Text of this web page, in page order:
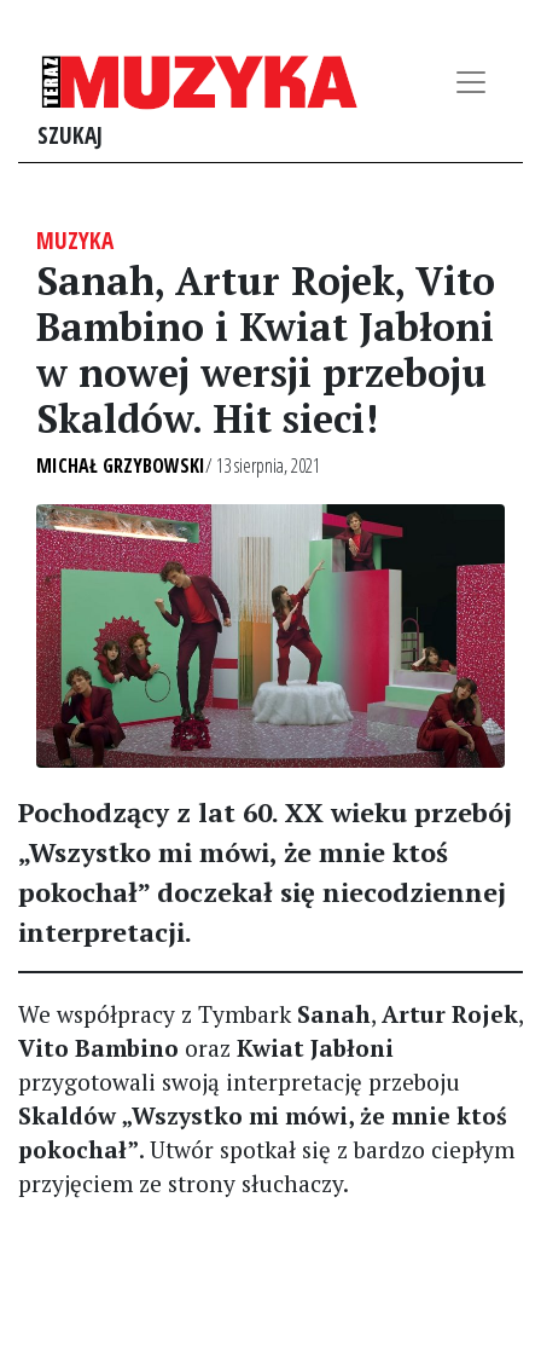
SZUKAJ
MUZYKA
Sanah, Artur Rojek, Vito
Bambino i Kwiat Jabłoni
w nowej wersji przeboju
Skaldów. Hit sieci!
MICHAŁ GRZYBOWSKI/ 13 sierpnia, 2021
Pochodzący z lat 60. XX wieku przebój
„Wszystko mi mówi, że mnie ktoś
pokochał” doczekał się niecodziennej
interpretacji.
We współpracy z TymbarkSanah, Artur Rojek,
Vito Bambino oraz Kwiat Jabłoni
przygotowali swoją interpretację przeboju
Skaldów „Wszystko mi mówi, że mnie ktoś
pokochał”. Utwór spotkał się z bardzo ciepłym
przyjęciem ze strony słuchaczy.